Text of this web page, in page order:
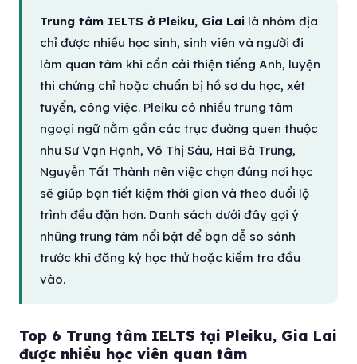
Trung tâm IELTS ở Pleiku, Gia Lai là nhóm địa
chỉ được nhiều học sinh, sinh viên và người đi
làm quan tâm khi cần cải thiện tiếng Anh, luyện
thi chứng chỉ hoặc chuẩn bị hồ sơ du học, xét
tuyển, công việc. Pleiku có nhiều trung tâm
ngoại ngữ nằm gần các trục đường quen thuộc
như Sư Vạn Hạnh, Võ Thị Sáu, Hai Bà Trưng,
Nguyễn Tất Thành nên việc chọn đúng nơi học
sẽ giúp bạn tiết kiệm thời gian và theo đuổi lộ
trình đều đặn hơn. Danh sách dưới đây gợi ý
những trung tâm nổi bật để bạn dễ so sánh
trước khi đăng ký học thử hoặc kiểm tra đầu
vào.
Top 6 Trung tâm IELTS tại Pleiku, Gia Lai
được nhiều học viên quan tâm